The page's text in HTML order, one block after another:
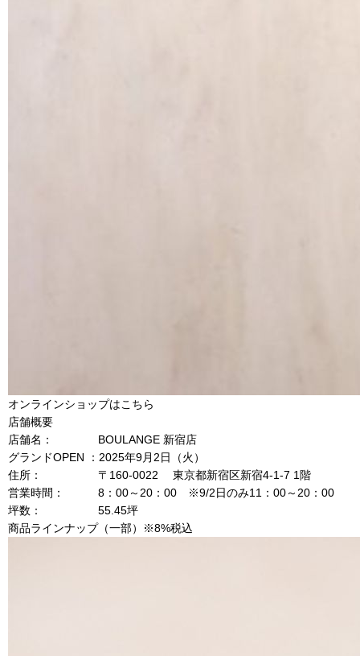
オンラインショップはこちら
店舗概要
店舗名： BOULANGE 新宿店
グランドOPEN ：2025年9月2日（火）
住所： 〒160-0022 東京都新宿区新宿4-1-7 1階
営業時間： 8：00～20：00 ※9/2日のみ11：00～20：00
坪数： 55.45坪
商品ラインナップ（一部）※8%税込